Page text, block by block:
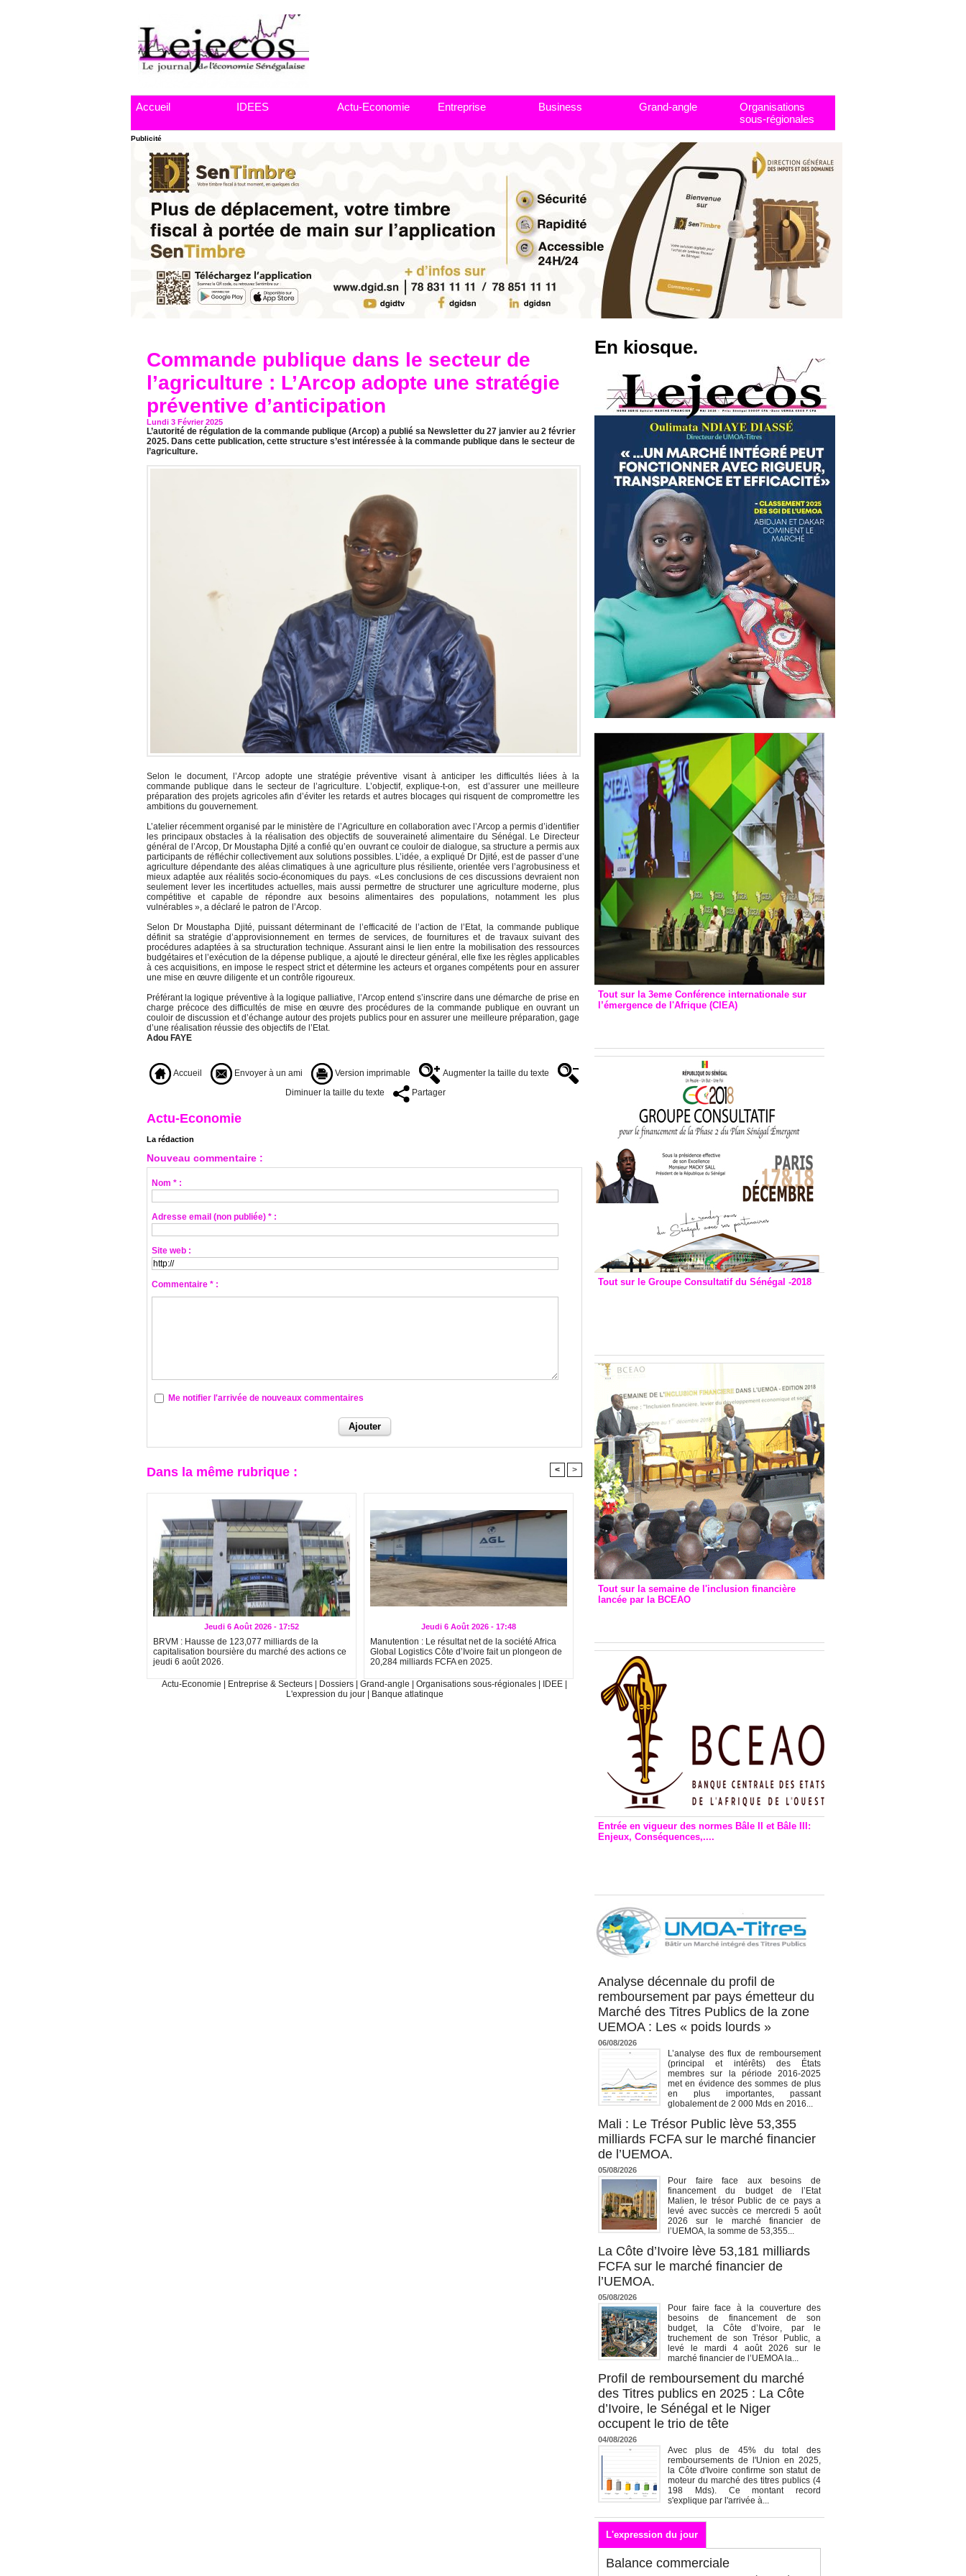
Accueil IDEES Actu-Economie Entreprise Business Grand-angle
Organisations
sous-régionales
Publicité
Commande publique dans le secteur de
l’agriculture : L’Arcop adopte une stratégie
préventive d’anticipation
Lundi 3 Février 2025
L’autorité de régulation de la commande publique (Arcop) a publié sa Newsletter du 27 janvier au 2 février
2025. Dans cette publication, cette structure s’est intéressée à la commande publique dans le secteur de
l’agriculture.
Selon le document, l’Arcop adopte une stratégie préventive visant à anticiper les difficultés liées à la
commande publique dans le secteur de l’agriculture. L’objectif, explique-t-on, est d’assurer une meilleure
préparation des projets agricoles afin d’éviter les retards et autres blocages qui risquent de compromettre les
ambitions du gouvernement.
L’atelier récemment organisé par le ministère de l’Agriculture en collaboration avec l’Arcop a permis d’identifier
les principaux obstacles à la réalisation des objectifs de souveraineté alimentaire du Sénégal. Le Directeur
général de l’Arcop, Dr Moustapha Djité a confié qu’en ouvrant ce couloir de dialogue, sa structure a permis aux
participants de réfléchir collectivement aux solutions possibles. L’idée, a expliqué Dr Djité, est de passer d’une
agriculture dépendante des aléas climatiques à une agriculture plus résiliente, orientée vers l’agrobusiness et
mieux adaptée aux réalités socio-économiques du pays. «Les conclusions de ces discussions devraient non
seulement lever les incertitudes actuelles, mais aussi permettre de structurer une agriculture moderne, plus
compétitive et capable de répondre aux besoins alimentaires des populations, notamment les plus
vulnérables », a déclaré le patron de l’Arcop.
Selon Dr Moustapha Djité, puissant déterminant de l’efficacité de l’action de l’Etat, la commande publique
définit sa stratégie d’approvisionnement en termes de services, de fournitures et de travaux suivant des
procédures adaptées à sa structuration technique. Assurant ainsi le lien entre la mobilisation des ressources
budgétaires et l’exécution de la dépense publique, a ajouté le directeur général, elle fixe les règles applicables
à ces acquisitions, en impose le respect strict et détermine les acteurs et organes compétents pour en assurer
une mise en œuvre diligente et un contrôle rigoureux.
Préférant la logique préventive à la logique palliative, l’Arcop entend s’inscrire dans une démarche de prise en
charge précoce des difficultés de mise en œuvre des procédures de la commande publique en ouvrant un
couloir de discussion et d’échange autour des projets publics pour en assurer une meilleure préparation, gage
d’une réalisation réussie des objectifs de l’Etat.
Adou FAYE
Accueil Envoyer à un ami Version imprimable
Augmenter la taille du texte
Diminuer la taille du texte
Partager
Actu-Economie
La rédaction
Nouveau commentaire :
Nom * :
Adresse email (non publiée) * :
Site web :
Commentaire * :
Me notifier l'arrivée de nouveaux commentaires
Dans la même rubrique : < >
Jeudi 6 Août 2026 - 17:52
BRVM : Hausse de 123,077 milliards de la
capitalisation boursière du marché des actions ce
jeudi 6 août 2026.
Jeudi 6 Août 2026 - 17:48
Manutention : Le résultat net de la société Africa
Global Logistics Côte d’Ivoire fait un plongeon de
20,284 milliards FCFA en 2025.
Actu-Economie | Entreprise & Secteurs | Dossiers | Grand-angle | Organisations sous-régionales | IDEE |
L'expression du jour | Banque atlatinque
En kiosque.
Tout sur la 3eme Conférence internationale sur
l’émergence de l'Afrique (CIEA)
Tout sur le Groupe Consultatif du Sénégal -2018
Tout sur la semaine de l'inclusion financière
lancée par la BCEAO
Entrée en vigueur des normes Bâle II et Bâle III:
Enjeux, Conséquences,....
Analyse décennale du profil de
remboursement par pays émetteur du
Marché des Titres Publics de la zone
UEMOA : Les « poids lourds »
06/08/2026
L’analyse des flux de remboursement
(principal et intérêts) des États
membres sur la période 2016-2025
met en évidence des sommes de plus
en plus importantes, passant
globalement de 2 000 Mds en 2016...
Mali : Le Trésor Public lève 53,355
milliards FCFA sur le marché financier
de l’UEMOA.
05/08/2026
Pour faire face aux besoins de
financement du budget de l’Etat
Malien, le trésor Public de ce pays a
levé avec succès ce mercredi 5 août
2026 sur le marché financier de
l’UEMOA, la somme de 53,355...
La Côte d’Ivoire lève 53,181 milliards
FCFA sur le marché financier de
l’UEMOA.
05/08/2026
Pour faire face à la couverture des
besoins de financement de son
budget, la Côte d’Ivoire, par le
truchement de son Trésor Public, a
levé le mardi 4 août 2026 sur le
marché financier de l’UEMOA la...
Profil de remboursement du marché
des Titres publics en 2025 : La Côte
d’Ivoire, le Sénégal et le Niger
occupent le trio de tête
04/08/2026
Avec plus de 45% du total des
remboursements de l'Union en 2025,
la Côte d'Ivoire confirme son statut de
moteur du marché des titres publics (4
198 Mds). Ce montant record
s'explique par l'arrivée à...
L'expression du jour
Balance commerciale